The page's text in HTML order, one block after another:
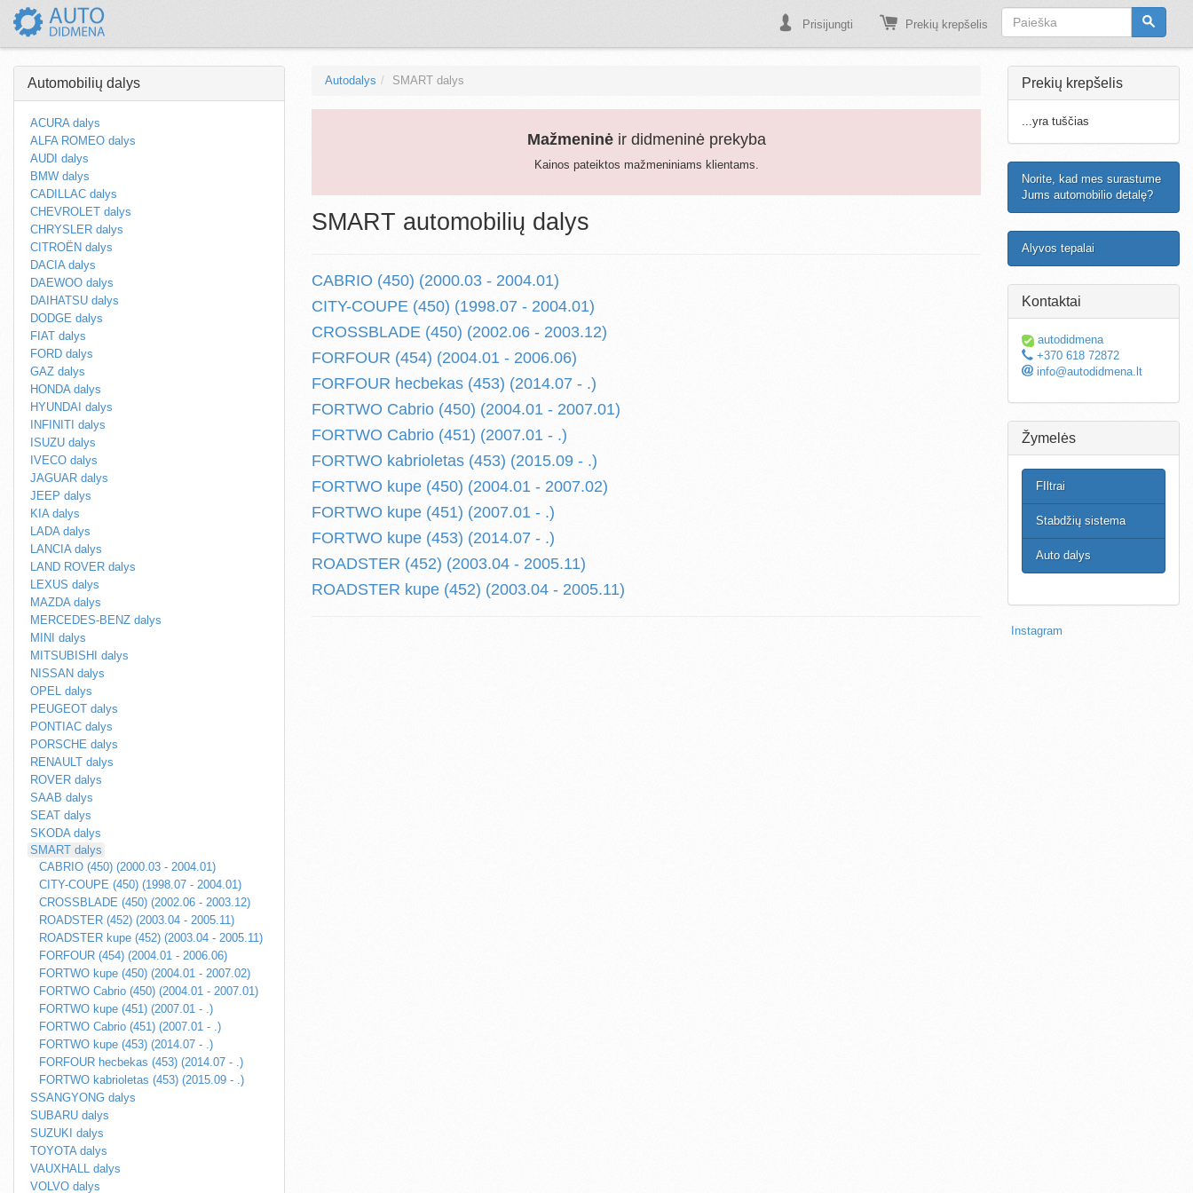
Prisijungti Prekių krepšelis
Automobilių dalys
ACURA dalys
ALFA ROMEO dalys
AUDI dalys
BMW dalys
CADILLAC dalys
CHEVROLET dalys
CHRYSLER dalys
CITROËN dalys
DACIA dalys
DAEWOO dalys
DAIHATSU dalys
DODGE dalys
FIAT dalys
FORD dalys
GAZ dalys
HONDA dalys
HYUNDAI dalys
INFINITI dalys
ISUZU dalys
IVECO dalys
JAGUAR dalys
JEEP dalys
KIA dalys
LADA dalys
LANCIA dalys
LAND ROVER dalys
LEXUS dalys
MAZDA dalys
MERCEDES-BENZ dalys
MINI dalys
MITSUBISHI dalys
NISSAN dalys
OPEL dalys
PEUGEOT dalys
PONTIAC dalys
PORSCHE dalys
RENAULT dalys
ROVER dalys
SAAB dalys
SEAT dalys
SKODA dalys
SMART dalys
CABRIO (450) (2000.03 - 2004.01)
CITY-COUPE (450) (1998.07 - 2004.01)
CROSSBLADE (450) (2002.06 - 2003.12)
ROADSTER (452) (2003.04 - 2005.11)
ROADSTER kupe (452) (2003.04 - 2005.11)
FORFOUR (454) (2004.01 - 2006.06)
FORTWO kupe (450) (2004.01 - 2007.02)
FORTWO Cabrio (450) (2004.01 - 2007.01)
FORTWO kupe (451) (2007.01 - .)
FORTWO Cabrio (451) (2007.01 - .)
FORTWO kupe (453) (2014.07 - .)
FORFOUR hecbekas (453) (2014.07 - .)
FORTWO kabrioletas (453) (2015.09 - .)
SSANGYONG dalys
SUBARU dalys
SUZUKI dalys
TOYOTA dalys
VAUXHALL dalys
VOLVO dalys
Autodalys SMART dalys
Mažmeninėir didmeninė prekyba
Kainos pateiktos mažmeniniams klientams.
SMART automobilių dalys
CABRIO (450) (2000.03 - 2004.01)
CITY-COUPE (450) (1998.07 - 2004.01)
CROSSBLADE (450) (2002.06 - 2003.12)
FORFOUR (454) (2004.01 - 2006.06)
FORFOUR hecbekas (453) (2014.07 - .)
FORTWO Cabrio (450) (2004.01 - 2007.01)
FORTWO Cabrio (451) (2007.01 - .)
FORTWO kabrioletas (453) (2015.09 - .)
FORTWO kupe (450) (2004.01 - 2007.02)
FORTWO kupe (451) (2007.01 - .)
FORTWO kupe (453) (2014.07 - .)
ROADSTER (452) (2003.04 - 2005.11)
ROADSTER kupe (452) (2003.04 - 2005.11)
Prekių krepšelis
...yra tuščias
Norite, kad mes surastume
Jums automobilio detalę?
Alyvos tepalai
Kontaktai
autodidmena
+370 618 72872
info@autodidmena.lt
Žymelės
FIltrai
Stabdžių sistema
Auto dalys
Instagram